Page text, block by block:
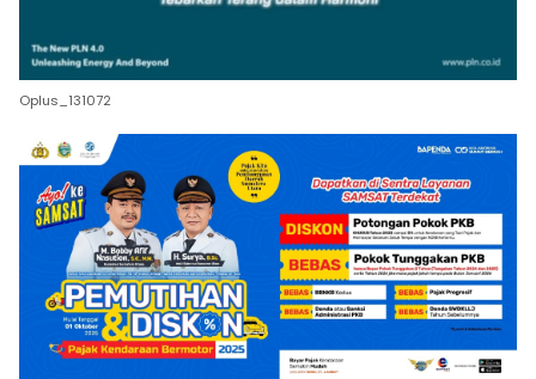
Oplus_131072